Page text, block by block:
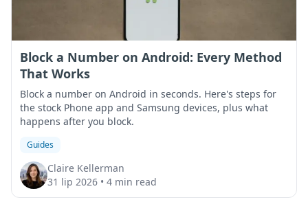
Block a Number on Android: Every Method
That Works
Block a number on Android in seconds. Here's steps for
the stock Phone app and Samsung devices, plus what
happens after you block.
Guides
Claire Kellerman
31 lip 2026 • 4 min read